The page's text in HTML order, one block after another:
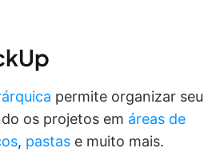
permite organizar seu
os projetos em áreas de
, pastas e muito mais.